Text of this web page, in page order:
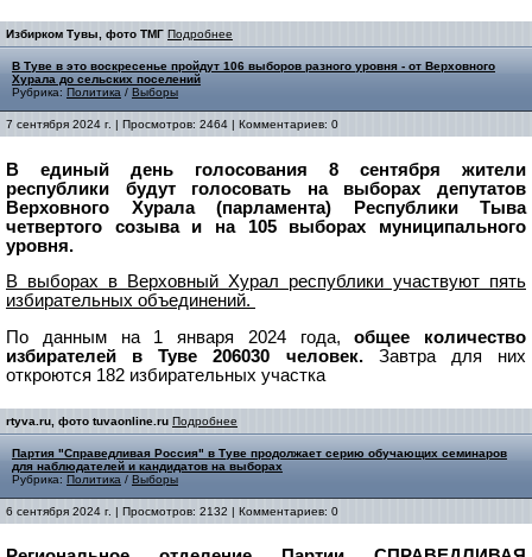
Избирком Тувы, фото ТМГ Подробнее
В Туве в это воскресенье пройдут 106 выборов разного уровня - от Верховного
Хурала до сельских поселений
Рубрика: Политика / Выборы
7 сентября 2024 г. | Просмотров: 2464 | Комментариев: 0
В единый день голосования 8 сентября жители
республики будут голосовать на выборах депутатов
Верховного Хурала (парламента) Республики Тыва
четвертого созыва и на 105 выборах муниципального
уровня.
В выборах в Верховный Хурал республики участвуют пять
избирательных объединений.
По данным на 1 января 2024 года, общее количество
избирателей в Туве 206030 человек. Завтра для них
откроются 182 избирательных участка
rtyva.ru, фото tuvaonline.ru Подробнее
Партия "Справедливая Россия" в Туве продолжает серию обучающих семинаров
для наблюдателей и кандидатов на выборах
Рубрика: Политика / Выборы
6 сентября 2024 г. | Просмотров: 2132 | Комментариев: 0